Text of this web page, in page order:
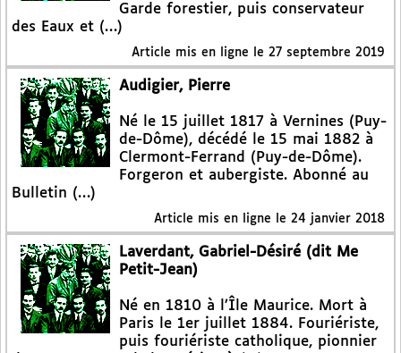
Garde forestier, puis conservateur
des Eaux et (…)
Article mis en ligne le 27 septembre 2019
Audigier, Pierre
Né le 15 juillet 1817 à Vernines (Puy-
de-Dôme), décédé le 15 mai 1882 à
Clermont-Ferrand (Puy-de-Dôme).
Forgeron et aubergiste. Abonné au
Bulletin (…)
Article mis en ligne le 24 janvier 2018
Laverdant, Gabriel-Désiré (dit Me
Petit-Jean)
Né en 1810 à l’Île Maurice. Mort à
Paris le 1er juillet 1884. Fouriériste,
puis fouriériste catholique, pionnier